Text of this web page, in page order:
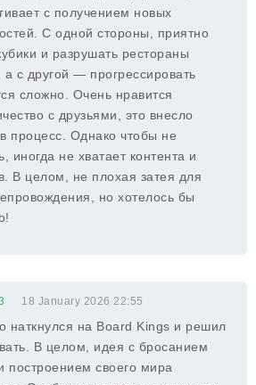
с получением новых
С одной стороны, приятно
и разрушать рестораны
а с другой — прогрессировать
сложно. Очень нравится
с друзьями, это внесло
процесс. Однако чтобы не
иногда не хватает контента и
В целом, не плохая затея для
но хотелось бы
18 January 2026 22:55
наткнулся на Board Kings и решил
В целом, идея с бросанием
построением своего мира